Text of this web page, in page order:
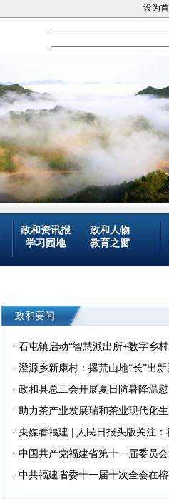
设为
政和资讯报
政和人物
学习园地
教育之窗
政和要闻
· 石屯镇启动“智慧派出所+数字乡
· 澄源乡新康村：撂荒山地“长”出
生“写”出共富经
· 政和县总工会开展夏日防暑降温慰
· 助力茶产业发展瑞和茶业现代化
有序推进
· 央媒看福建 | 人民日报头版关注：
施新时代“堡垒工程”
· 中国共产党福建省第十一届委员
会议关于召开中国共产党福建省第
· 中共福建省委十一届十次全会在